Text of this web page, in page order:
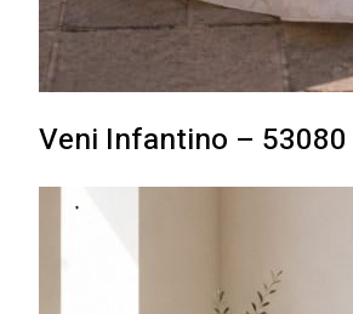
Veni Infantino – 53080